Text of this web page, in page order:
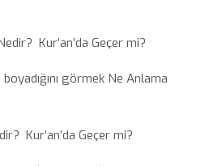
Kur’an’da Geçer mi?
boyadığını görmek Ne Anlama
Kur’an’da Geçer mi?